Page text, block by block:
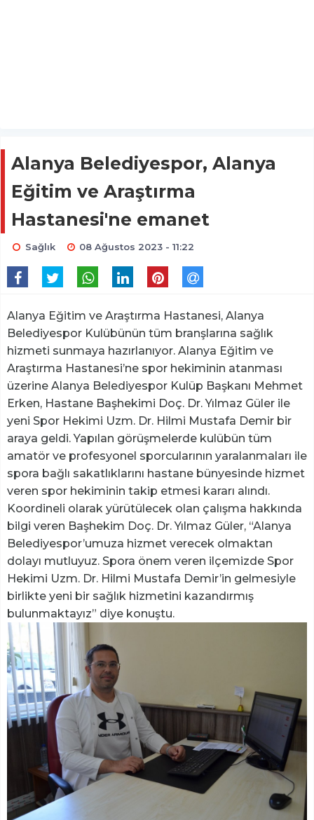
Alanya Belediyespor, Alanya
Eğitim ve Araştırma
Hastanesi'ne emanet
Sağlık 08 Ağustos 2023 - 11:22
Alanya Eğitim ve Araştırma Hastanesi, Alanya
Belediyespor Kulübünün tüm branşlarına sağlık
hizmeti sunmaya hazırlanıyor. Alanya Eğitim ve
Araştırma Hastanesi’ne spor hekiminin atanması
üzerine Alanya Belediyespor Kulüp Başkanı Mehmet
Erken, Hastane Başhekimi Doç. Dr. Yılmaz Güler ile
yeni Spor Hekimi Uzm. Dr. Hilmi Mustafa Demir bir
araya geldi. Yapılan görüşmelerde kulübün tüm
amatör ve profesyonel sporcularının yaralanmaları ile
spora bağlı sakatlıklarını hastane bünyesinde hizmet
veren spor hekiminin takip etmesi kararı alındı.
Koordineli olarak yürütülecek olan çalışma hakkında
bilgi veren Başhekim Doç. Dr. Yılmaz Güler, “Alanya
Belediyespor’umuza hizmet verecek olmaktan
dolayı mutluyuz. Spora önem veren ilçemizde Spor
Hekimi Uzm. Dr. Hilmi Mustafa Demir’in gelmesiyle
birlikte yeni bir sağlık hizmetini kazandırmış
bulunmaktayız” diye konuştu.